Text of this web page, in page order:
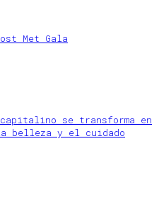
Met Gala
se transforma en
belleza y el cuidado